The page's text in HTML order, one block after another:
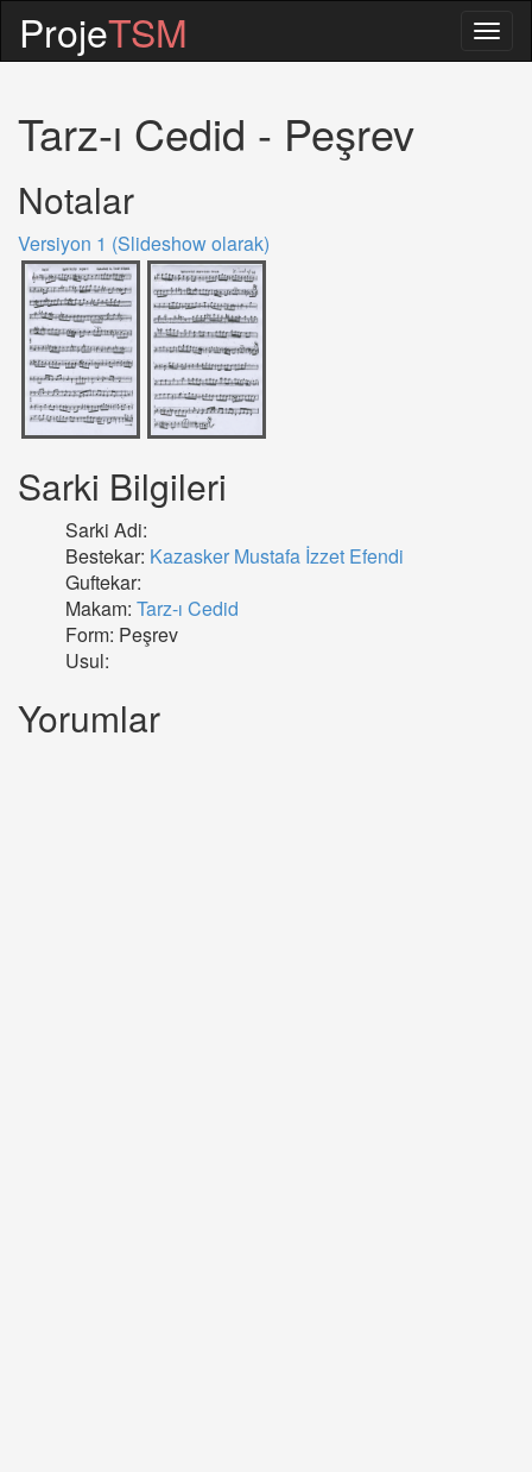
ProjeTSM
Tarz-ı Cedid - Peşrev
Notalar
Versiyon 1 (Slideshow olarak)
Sarki Bilgileri
Sarki Adi:
Bestekar: Kazasker Mustafa İzzet Efendi
Guftekar:
Makam: Tarz-ı Cedid
Form: Peşrev
Usul:
Yorumlar